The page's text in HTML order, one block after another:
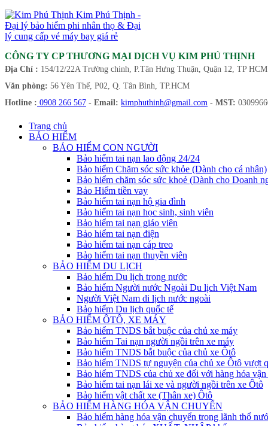
Kim Phú Thịnh -
Đại lý bảo hiểm phi nhân thọ & Đại
lý cung cấp vé máy bay giá rẻ
CÔNG TY CP THƯƠNG MẠI DỊCH VỤ KIM PHÚ THỊNH
Địa Chỉ : 154/12/22A Trường chinh, P.Tân Hưng Thuận, Quận 12, TP HCM
Văn phòng: 56 Yên Thế, P02, Q. Tân Bình, TP.HCM
Hotline : 0908 266 567 - Email: kimphuthinh@gmail.com - MST:
Trang chủ
BẢO HIỂM
BẢO HIỂM CON NGƯỜI
Bảo hiểm tai nạn lao động 24/24
Bảo hiểm Chăm sóc sức khỏe (Dành cho cá nhân)
Bảo hiểm chăm sóc sức khoẻ (Dành cho Doanh
Bảo Hiểm tiền vay
Bảo hiểm tai nạn hộ gia đình
Bảo hiểm tai nạn học sinh, sinh viên
Bảo hiểm tai nạn giáo viên
Bảo hiểm tai nạn điện
Bảo hiểm tai nạn cáp treo
Bảo hiểm tai nạn thuyền viên
BẢO HIỂM DU LỊCH
Bảo hiểm Du lịch trong nước
Bảo hiểm Người nước Ngoài Du lịch Việt Nam
Người Việt Nam di lịch nước ngoài
Bảo hiểm Du lịch quốc tế
BẢO HIỂM ÔTÔ, XE MÁY
Bảo hiểm TNDS bắt buộc của chủ xe máy
Bảo hiểm Tai nạn người ngồi trên xe máy
Bảo hiểm TNDS bắt buộc của chủ xe Ôtô
Bảo hiểm TNDS tự nguyện của chủ xe Ôtô vượt
Bảo hiểm TNDS của chủ xe đối với hàng hóa
Bảo hiểm tai nạn lái xe và người ngồi trên xe Ôtô
Bảo hiểm vật chất xe (Thân xe) Ôtô
BẢO HIỂM HÀNG HÓA VẬN CHUYỂN
Bảo hiểm hàng hóa vận chuyển trong lãnh thổ